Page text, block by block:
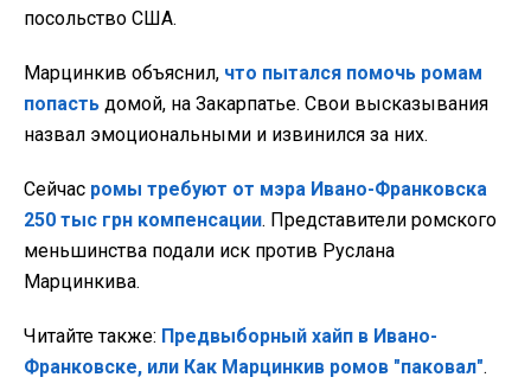
посольство США.
Марцинкив объяснил, что пытался помочь ромам
попасть домой, на Закарпатье. Свои высказывания
назвал эмоциональными и извинился за них.
Сейчас ромы требуют от мэра Ивано-Франковска
250 тыс грн компенсации. Представители ромского
меньшинства подали иск против Руслана
Марцинкива.
Читайте также: Предвыборный хайп в Ивано-
Франковске, или Как Марцинкив ромов "паковал".